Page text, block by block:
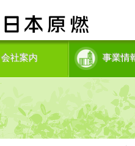
会社案内 事業情